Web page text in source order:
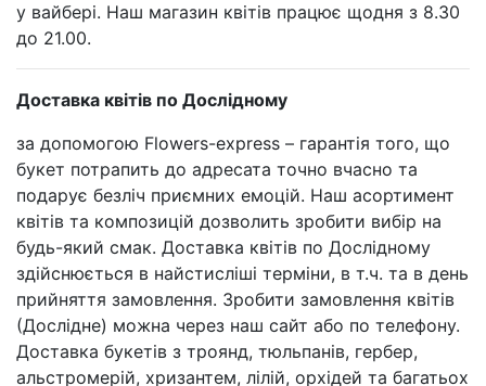
у вайбері. Наш магазин квітів працює щодня з 8.30
до 21.00.
Доставка квітів по Дослідному
за допомогою Flowers-express – гарантія того, що
букет потрапить до адресата точно вчасно та
подарує безліч приємних емоцій. Наш асортимент
квітів та композицій дозволить зробити вибір на
будь-який смак. Доставка квітів по Дослідному
здійснюється в найстисліші терміни, в т.ч. та в день
прийняття замовлення. Зробити замовлення квітів
(Дослідне) можна через наш сайт або по телефону.
Доставка букетів з троянд, тюльпанів, гербер,
альстромерій, хризантем, лілій, орхідей та багатьох